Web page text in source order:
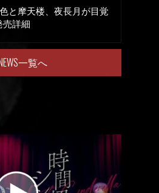
と摩天楼、夜長月が目覚
売詳細
一覧へ